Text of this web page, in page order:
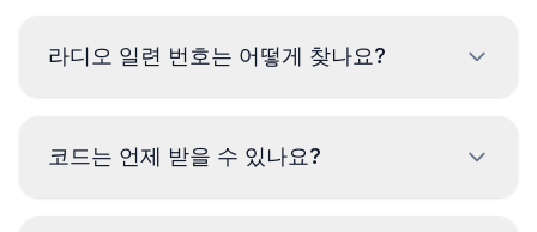
라디오 일련 번호는 어떻게 찾나요?
버튼을 눌러 화면에 일련 번호를 표시할 수 있습니
코드는 언제 받을 수 있나요?